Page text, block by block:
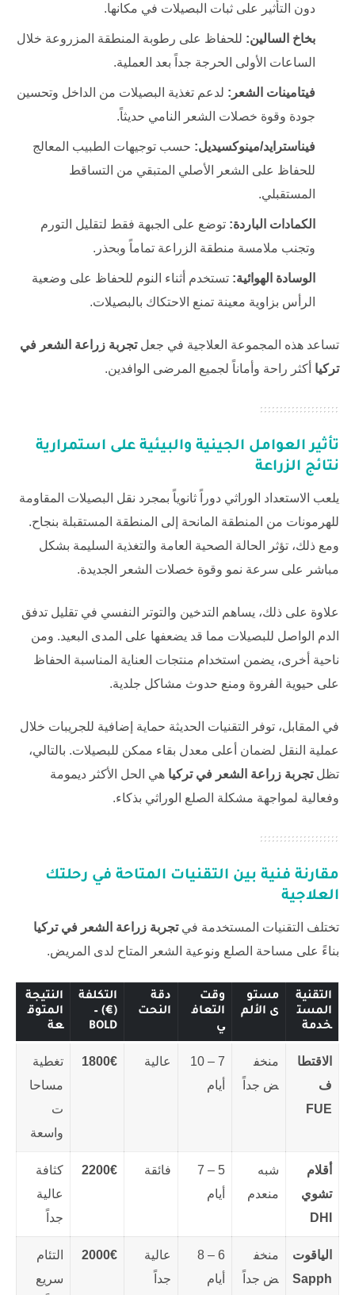
دون التأثير على ثبات البصيلات في مكانها.
بخاخ السالين: للحفاظ على رطوبة المنطقة المزروعة خلال
الساعات الأولى الحرجة جداً بعد العملية.
فيتامينات الشعر: لدعم تغذية البصيلات من الداخل وتحسين
جودة وقوة خصلات الشعر النامي حديثاً.
فيناسترايد/مينوكسيديل: حسب توجيهات الطبيب المعالج
للحفاظ على الشعر الأصلي المتبقي من التساقط
المستقبلي.
الكمادات الباردة: توضع على الجبهة فقط لتقليل التورم
وتجنب ملامسة منطقة الزراعة تماماً وبحذر.
الوسادة الهوائية: تستخدم أثناء النوم للحفاظ على وضعية
الرأس بزاوية معينة تمنع الاحتكاك بالبصيلات.
تساعد هذه المجموعة العلاجية في جعلتجربة زراعة الشعر في
تركيا أكثر راحة وأماناً لجميع المرضى الوافدين.
تأثير العوامل الجينية والبيئية على استمرارية
نتائج الزراعة
يلعب الاستعداد الوراثي دوراً ثانوياً بمجرد نقل البصيلات المقاومة
للهرمونات من المنطقة المانحة إلى المنطقة المستقبلة بنجاح.
ومع ذلك، تؤثر الحالة الصحية العامة والتغذية السليمة بشكل
مباشر على سرعة نمو وقوة خصلات الشعر الجديدة.
علاوة على ذلك، يساهم التدخين والتوتر النفسي في تقليل تدفق
الدم الواصل للبصيلات مما قد يضعفها على المدى البعيد. ومن
ناحية أخرى، يضمن استخدام منتجات العناية المناسبة الحفاظ
على حيوية الفروة ومنع حدوث مشاكل جلدية.
في المقابل، توفر التقنيات الحديثة حماية إضافية للجريبات خلال
عملية النقل لضمان أعلى معدل بقاء ممكن للبصيلات. بالتالي،
تظلتجربة زراعة الشعر في تركيا هي الحل الأكثر ديمومة
وفعالية لمواجهة مشكلة الصلع الوراثي بذكاء.
مقارنة فنية بين التقنيات المتاحة في رحلتك
العلاجية
تختلف التقنيات المستخدمة فيتجربة زراعة الشعر في تركيا
بناءً على مساحة الصلع ونوعية الشعر المتاح لدى المريض.
التقنية
المست
خدمة
مستو
ى الألم
وقت
التعاف
ي
دقة
النحت
التكلفة
(€) –
BOLD
النتيجة
المتوق
عة
الاقتطا
ف
FUE
منخف
ض جداً
7 – 10
أيام
عالية 1800€
تغطية
مساحا
ت
واسعة
أقلام
تشوي
DHI
شبه
منعدم
5 – 7
أيام
فائقة 2200€
كثافة
عالية
جداً
الياقوت
Sapph
منخف
ض جداً
6 – 8
أيام
عالية
جداً
2000€
التئام
سريع